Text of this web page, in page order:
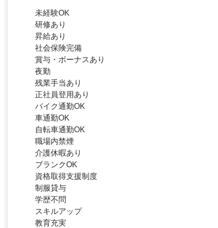
未経験OK
研修あり
昇給あり
社会保険完備
賞与・ボーナスあり
夜勤
残業手当あり
正社員登用あり
バイク通勤OK
車通勤OK
自転車通勤OK
職場内禁煙
介護休暇あり
ブランクOK
資格取得支援制度
制服貸与
学歴不問
スキルアップ
教育充実